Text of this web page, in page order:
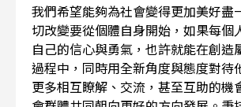
我們希望能夠為社會變得更加美好盡
切改變要從個體自身開始，如果每個
自己的信心與勇氣，也許就能在創造
過程中，同時用全新角度與態度對待
更多相互瞭解、交流，甚至互助的機